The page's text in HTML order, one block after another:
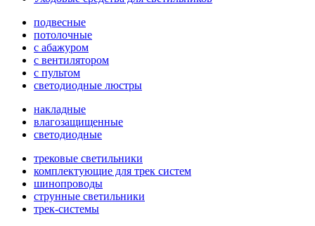
подвесные
потолочные
с абажуром
с вентилятором
с пультом
светодиодные люстры
накладные
влагозащищенные
светодиодные
трековые светильники
комплектующие для трек систем
шинопроводы
струнные светильники
трек-системы